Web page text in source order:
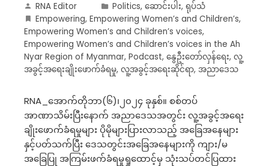
RNA Editor Politics, ဆောင်းပါး, ရုပ်သံ
Empowering, Empowering Women’s and Children’s,
Empowering Women’s and Children’s voices,
Empowering Women’s and Children’s voices in the Ah
Nyar Region of Myanmar, Podcast, နွေဦးတော်လှန်ရေး, လူ့
အခွင့်အရေးချိုးဖောက်ခံရမှု, လူ့အခွင့်အရေးဆိုင်ရာ, အညာဒေသ
RNA_အောက်တိုဘာ(၆)၊၂၀၂၄ ခုနှစ်။ စစ်တပ်
အာဏာသိမ်းပြီးနောက် အညာဒေသအတွင်း လူ့အခွင့်အရေး
ချိုးဖောက်ခံရမှုများ ပိုမိုများပြားလာသည့် အခြေအနေများ
နှင့်ပတ်သက်ပြီး ဒေသတွင်းအခြေအနေများကို ကျား/မ
အခြေပြု အကြမ်းဖက်ခံရမှုရှုထောင့်မှ သုံးသပ်တင်ပြထား